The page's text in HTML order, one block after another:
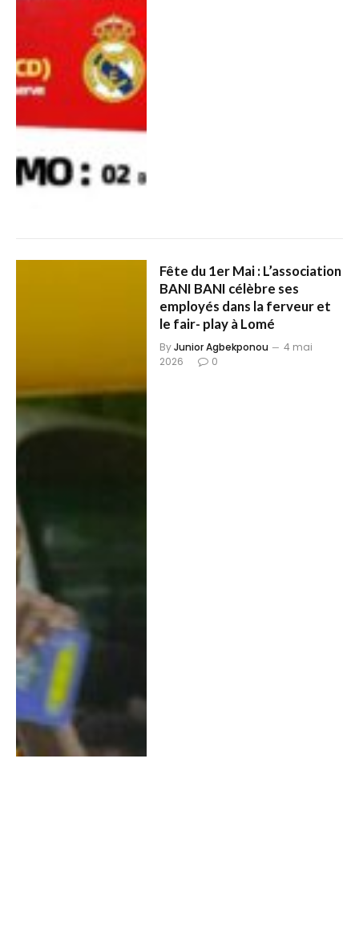
Fête du 1er Mai : L’association
BANI BANI célèbre ses
employés dans la ferveur et
le fair- play à Lomé
ByJunior Agbekponou
4 mai
2026
0